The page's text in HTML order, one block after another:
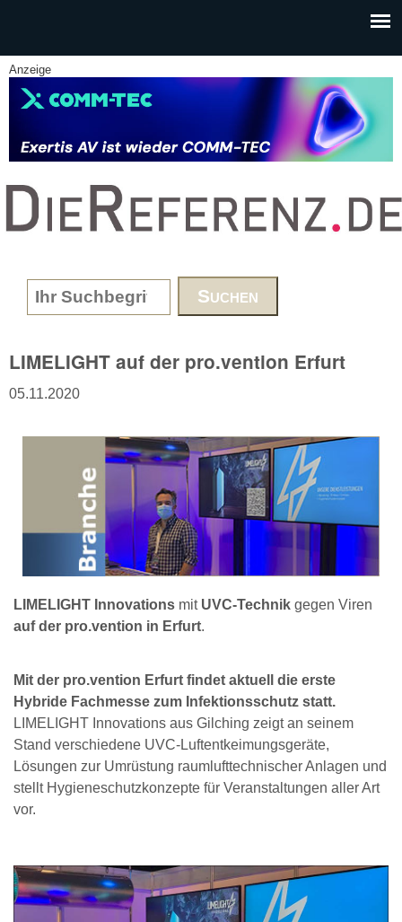
Anzeige
www.DieReferenz.de
Search form
LIMELIGHT auf der pro.vention Erfurt
05.11.2020
LIMELIGHT Innovations mit UVC-Technik gegen Viren
auf der pro.vention in Erfurt.
Mit der pro.vention Erfurt findet aktuell die erste
Hybride Fachmesse zum Infektionsschutz statt.
LIMELIGHT Innovations aus Gilching zeigt an seinem
Stand verschiedene UVC-Luftentkeimungsgeräte,
Lösungen zur Umrüstung raumlufttechnischer Anlagen und
stellt Hygieneschutzkonzepte für Veranstaltungen aller Art
vor.